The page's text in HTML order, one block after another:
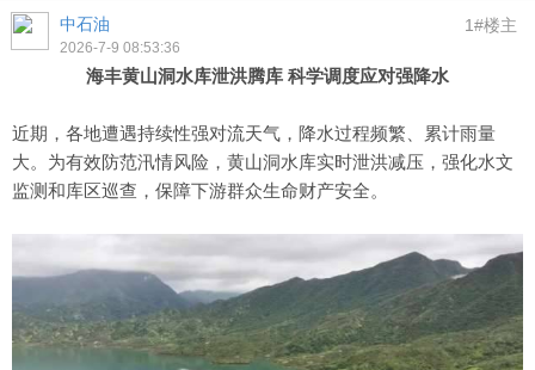
中石油
2026-7-9 08:53:36
1#楼主
海丰黄山洞水库泄洪腾库 科学调度应对强降水
近期，各地遭遇持续性强对流天气，降水过程频繁、累计雨量
大。为有效防范汛情风险，黄山洞水库实时泄洪减压，强化水文
监测和库区巡查，保障下游群众生命财产安全。